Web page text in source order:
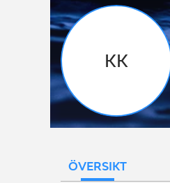
KK
ÖVERSIKT